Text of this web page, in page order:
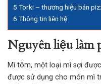
5 Torki – thương hiệu bán
6 Thông tin liên hệ
Nguyên liệu làm
Mì tôm, một loại mì sợi
được sử dụng cho món mì